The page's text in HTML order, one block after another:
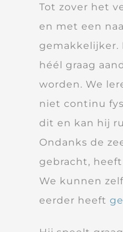
Tot zover het
en met een
gemakkelijker.
héél graag
worden. We
niet continu
dit en kan hij
Ondanks de
gebracht,
We kunnen
eerder heeft